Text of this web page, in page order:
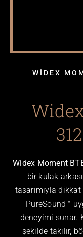
WİDEX
Widex Moment
bir kulak
tasarımıyla
PureSound™
deneyimi sunar.
şekilde takılır,